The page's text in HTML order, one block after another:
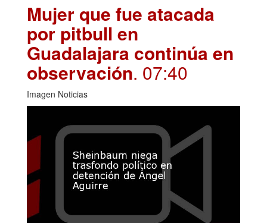
Mujer que fue atacada
por pitbull en
Guadalajara continúa en
observación. 07:40
Imagen Noticias